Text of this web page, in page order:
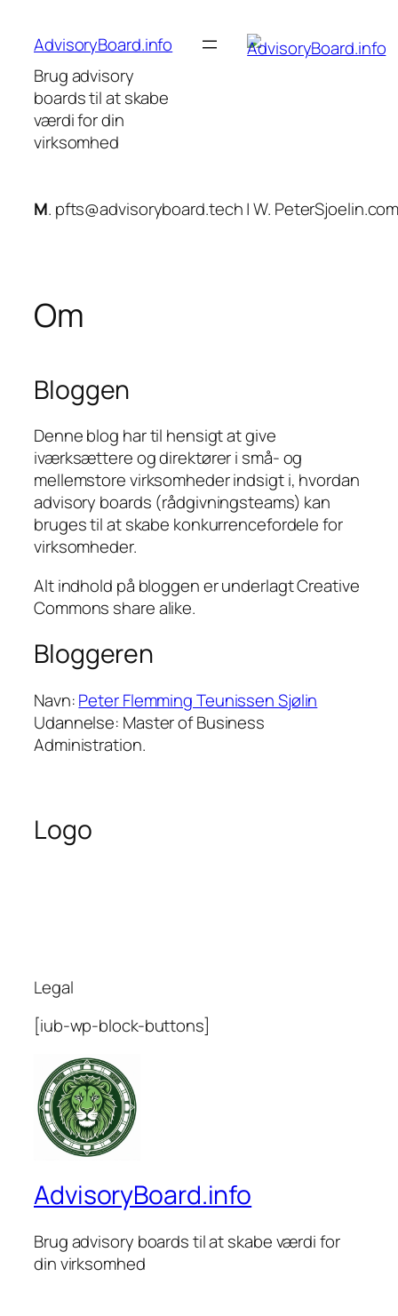
AdvisoryBoard.info
Brug advisory
boards til at skabe
værdi for din
virksomhed
M. pfts@advisoryboard.tech | W.
Om
Bloggen
Denne blog har til hensigt at give
iværksættere og direktører i små- og
mellemstore virksomheder indsigt i, hvordan
advisory boards (rådgivningsteams) kan
bruges til at skabe konkurrencefordele for
virksomheder.
Alt indhold på bloggen er underlagt Creative
Commons share alike.
Bloggeren
Navn:Peter Flemming Teunissen Sjølin
Udannelse: Master of Business
Administration.
Logo
Legal
[iub-wp-block-buttons]
AdvisoryBoard.info
Brug advisory boards til at skabe værdi for
din virksomhed